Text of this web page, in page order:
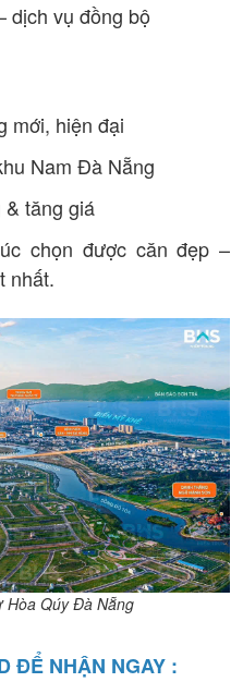
dịch vụ đồng bộ
mới, hiện đại
Nam Đà Nẵng
tăng giá
chọn được căn đẹp –
nhất.
Hòa Qúy Đà Nẵng
ĐỂ NHẬN NGAY :